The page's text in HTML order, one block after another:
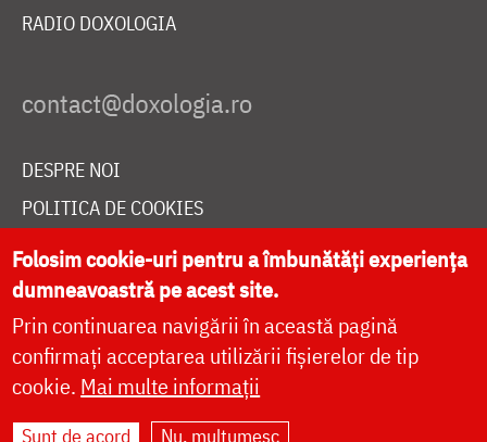
RADIO DOXOLOGIA
DESPRE NOI
POLITICA DE COOKIES
DONEAZĂ ONLINE PENTRU CATEDRALA NAȚIONALĂ
LIVE
Folosim cookie-uri pentru a îmbunătăți experiența
dumneavoastră pe acest site.
Prin continuarea navigării în această pagină
confirmați acceptarea utilizării fișierelor de tip
cookie. Mai multe informații
Sunt de acord Nu, mulțumesc